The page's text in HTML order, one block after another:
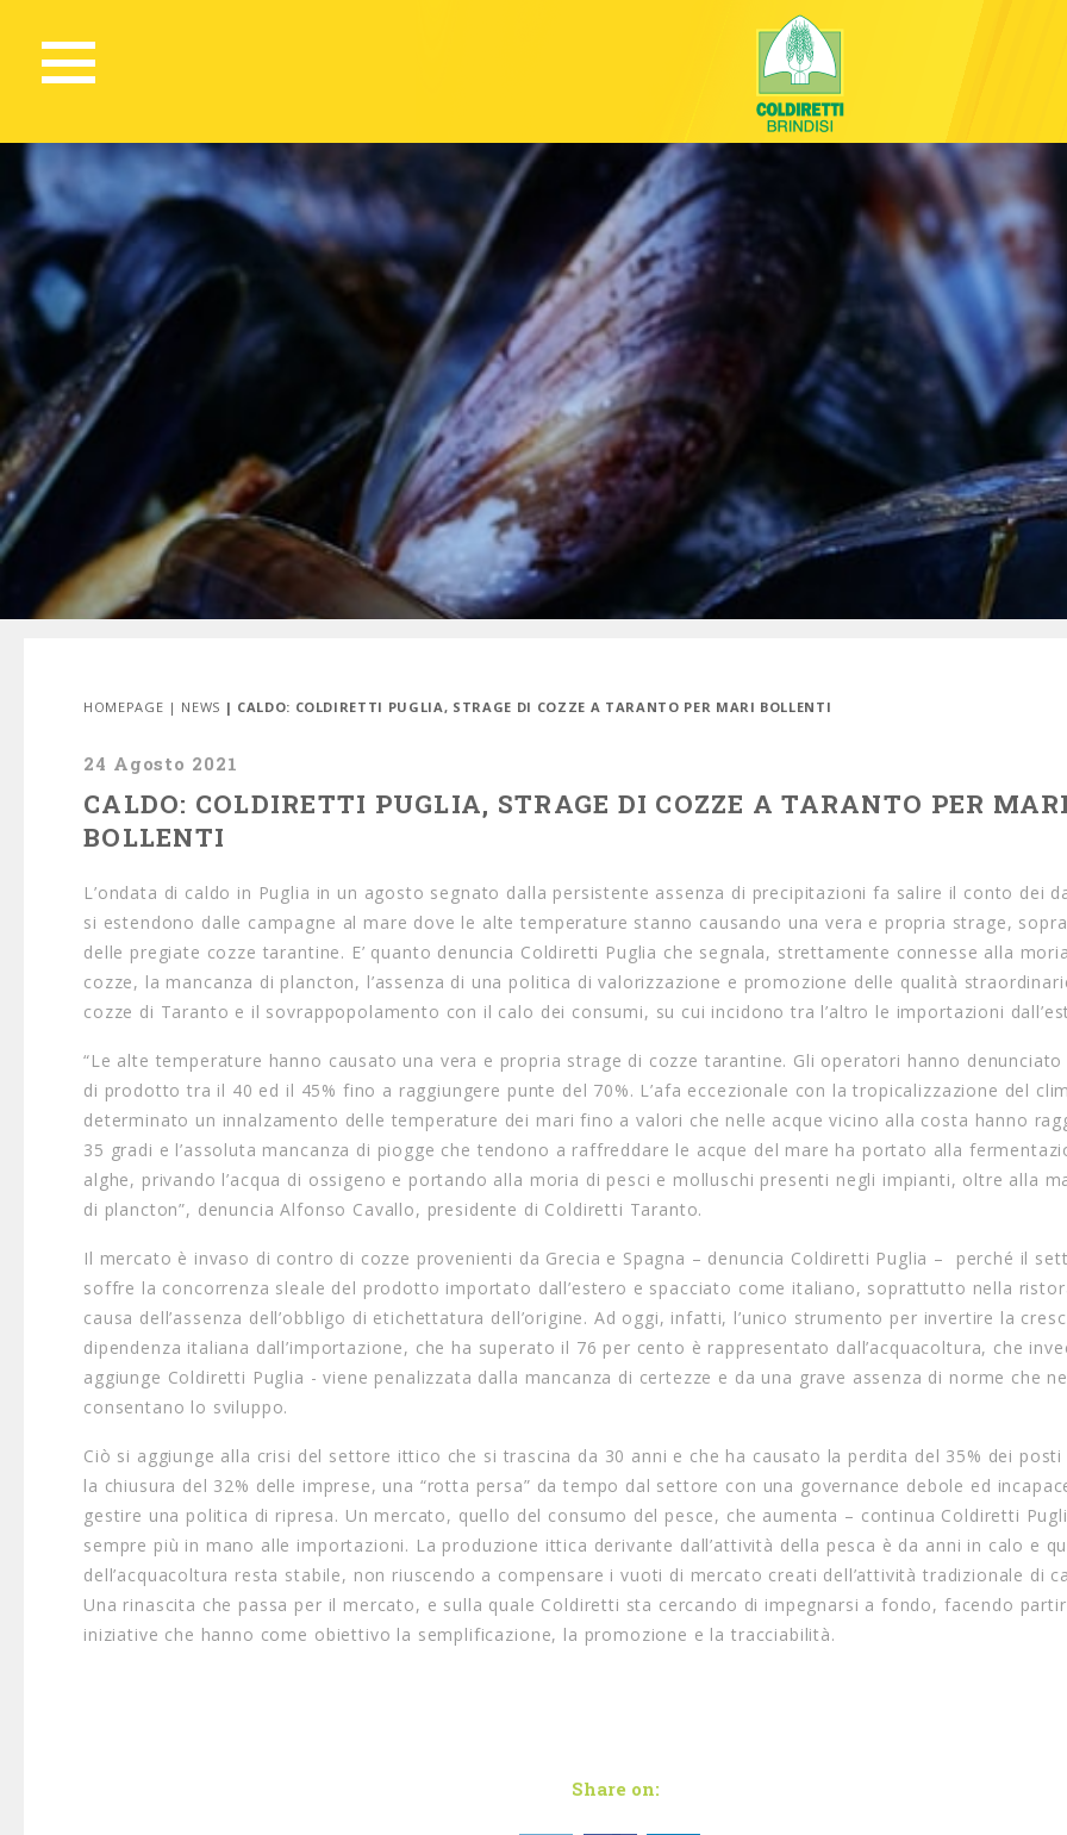
HOMEPAGE | NEWS | CALDO: COLDIRETTI PUGLIA, STRAGE DI COZZE A TARANTO PER MARI BOLLENTI
24 Agosto 2021
CALDO: COLDIRETTI PUGLIA, STRAGE DI COZZE A TARANTO PER
BOLLENTI
L’ondata di caldo in Puglia in un agosto segnato dalla persistente assenza di precipitazioni fa salire il conto dei
si estendono dalle campagne al mare dove le alte temperature stanno causando una vera e propria strage,
delle pregiate cozze tarantine. E’ quanto denuncia Coldiretti Puglia che segnala, strettamente connesse alla
cozze, la mancanza di plancton, l’assenza di una politica di valorizzazione e promozione delle qualità
cozze di Taranto e il sovrappopolamento con il calo dei consumi, su cui incidono tra l’altro le importazioni
“Le alte temperature hanno causato una vera e propria strage di cozze tarantine. Gli operatori hanno
di prodotto tra il 40 ed il 45% fino a raggiungere punte del 70%. L’afa eccezionale con la tropicalizzazione del
determinato un innalzamento delle temperature dei mari fino a valori che nelle acque vicino alla costa hanno
35 gradi e l’assoluta mancanza di piogge che tendono a raffreddare le acque del mare ha portato alla
alghe, privando l’acqua di ossigeno e portando alla moria di pesci e molluschi presenti negli impianti, oltre alla
di plancton”, denuncia Alfonso Cavallo, presidente di Coldiretti Taranto.
Il mercato è invaso di contro di cozze provenienti da Grecia e Spagna – denuncia Coldiretti Puglia – perché il
soffre la concorrenza sleale del prodotto importato dall’estero e spacciato come italiano, soprattutto nella
causa dell’assenza dell’obbligo di etichettatura dell’origine. Ad oggi, infatti, l’unico strumento per invertire la
dipendenza italiana dall’importazione, che ha superato il 76 per cento è rappresentato dall’acquacoltura, che
aggiunge Coldiretti Puglia - viene penalizzata dalla mancanza di certezze e da una grave assenza di norme che
consentano lo sviluppo.
Ciò si aggiunge alla crisi del settore ittico che si trascina da 30 anni e che ha causato la perdita del 35% dei
la chiusura del 32% delle imprese, una “rotta persa” da tempo dal settore con una governance debole ed
gestire una politica di ripresa. Un mercato, quello del consumo del pesce, che aumenta – continua Coldiretti
sempre più in mano alle importazioni. La produzione ittica derivante dall’attività della pesca è da anni in calo e
dell’acquacoltura resta stabile, non riuscendo a compensare i vuoti di mercato creati dell’attività tradizionale di
Una rinascita che passa per il mercato, e sulla quale Coldiretti sta cercando di impegnarsi a fondo, facendo
iniziative che hanno come obiettivo la semplificazione, la promozione e la tracciabilità.
Share on: